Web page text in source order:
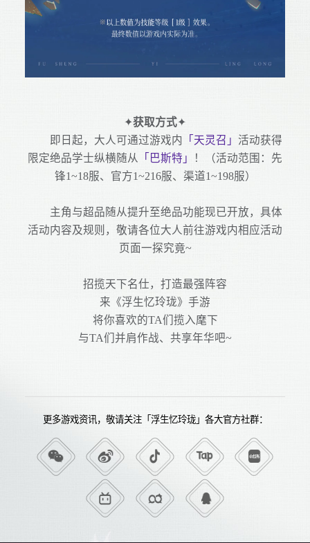
✦获取方式✦
即日起，大人可通过游戏内 「天灵召」 活动获得
限定绝品学士纵横随从
「巴斯特」
！（活动范围：先
锋1~18服、官方1~216服、渠道1~198服）
主角与超品随从提升至绝品功能现已开放，具体
活动内容及规则，敬请各位大人前往游戏内相应活动
页面一探究竟~
招揽天下名仕，打造最强阵容
来《浮生忆玲珑》手游
将你喜欢的TA们揽入麾下
与TA们并肩作战、共享年华吧~
更多游戏资讯，敬请关注「浮生忆玲珑」各大官方社群：